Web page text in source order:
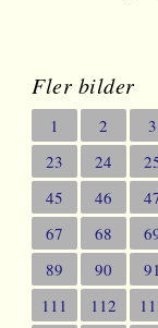
Fler bilder
1 2 3
23
24
45
46
67
68
89
90 91
111
112